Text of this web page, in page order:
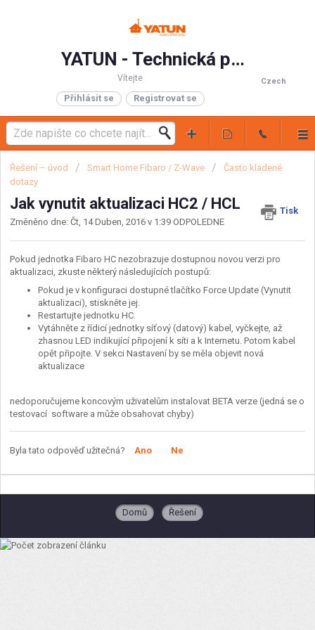
YATUN - Technická podpora
Czech
Vítejte
Přihlásit se Registrovat se
Řešení – úvod Smart Home Fibaro / Z-Wave
Často kladené
dotazy
Jak vynutit aktualizaci HC2 / HCL
Tisk
Změněno dne: Čt, 14 Duben, 2016 v 1:39 ODPOLEDNE
Pokud jednotka Fibaro HC nezobrazuje dostupnou novou verzi pro
aktualizaci, zkuste některý následujících postupů:
Pokud je v konfiguraci dostupné tlačítko Force Update (Vynutit
aktualizaci), stiskněte jej.
Restartujte jednotku HC.
Vytáhněte z řídicí jednotky síťový (datový) kabel, vyčkejte, až
zhasnou LED indikující připojení k síti a k Internetu. Potom kabel
opět připojte. V sekci Nastavení by se měla objevit nová
aktualizace
nedoporučujeme koncovým uživatelům instalovat BETA verze (jedná se o
testovací software a může obsahovat chyby)
Byla tato odpověď užitečná? Ano Ne
Domů Řešení